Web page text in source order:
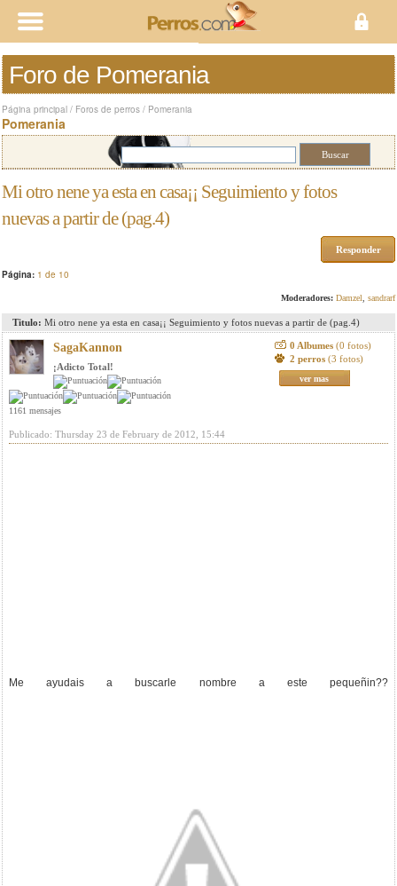
Foro de Pomerania
Página principal / Foros de perros / Pomerania
Pomerania
Mi otro nene ya esta en casa¡¡ Seguimiento y fotos
nuevas a partir de (pag.4)
Responder
Página: 1 de 10
Moderadores: Damzel sandrarf
Titulo: Mi otro nene ya esta en casa¡¡ Seguimiento y fotos nuevas a partir de (pag.4)
SagaKannon
¡Adicto Total!
1161 mensajes
0 Albumes (0 fotos)
2 perros (3 fotos)
ver mas
Publicado: Thursday 23 de February de 2012, 15:44
Me ayudais a buscarle nombre a este pequeñin??